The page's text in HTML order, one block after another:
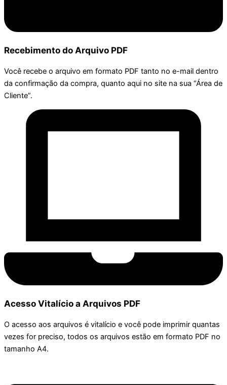
Recebimento do Arquivo PDF
Você recebe o arquivo em formato PDF tanto no e-mail dentro
da confirmação da compra, quanto aqui no site na sua “Área de
Cliente”.
Acesso Vitalício a Arquivos PDF
O acesso aos arquivos é vitalício e você pode imprimir quantas
vezes for preciso, todos os arquivos estão em formato PDF no
tamanho A4.